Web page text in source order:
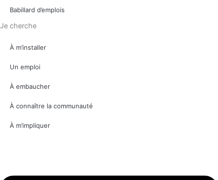
Babillard d’emplois
Je cherche
À m’installer
Un emploi
À embaucher
À connaître la communauté
À m’impliquer